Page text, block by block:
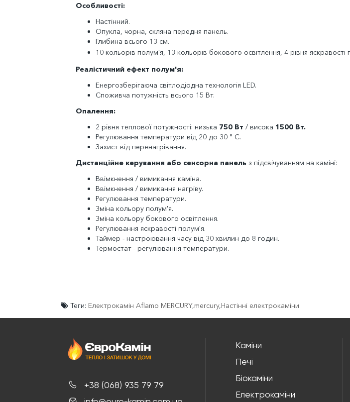
Особливості:
Настінний.
Опукла, чорна, скляна передня панель.
Глибина всього 13 см.
10 кольорів полум'я, 13 кольорів бокового освітлення, 4 рівня яскравості
Реалістичний ефект полум'я:
Енергозберігаюча світлодіодна технологія LED.
Споживча потужність всього 15 Вт.
Опалення:
2 рівня теплової потужності: низька 750 Вт / висока 1500 Вт.
Регулювання температури від 20 до 30 ° C.
Захист від перенагрівання.
Дистанційне керування або сенсорна панель з підсвічуванням на каміні:
Ввімкнення / вимикання каміна.
Ввімкнення / вимикання нагріву.
Регулювання температури.
Зміна кольору полум'я.
Зміна кольору бокового освітлення.
Регулювання яскравості полум'я.
Таймер - настроювання часу від 30 хвилин до 8 годин.
Термостат - регулювання температури.
Теги: Електрокамін Aflamo MERCURY,mercury,Настінні електрокаміни
+38 (068) 935 79 79
Каміни
Печі
Біокаміни
Електрокаміни